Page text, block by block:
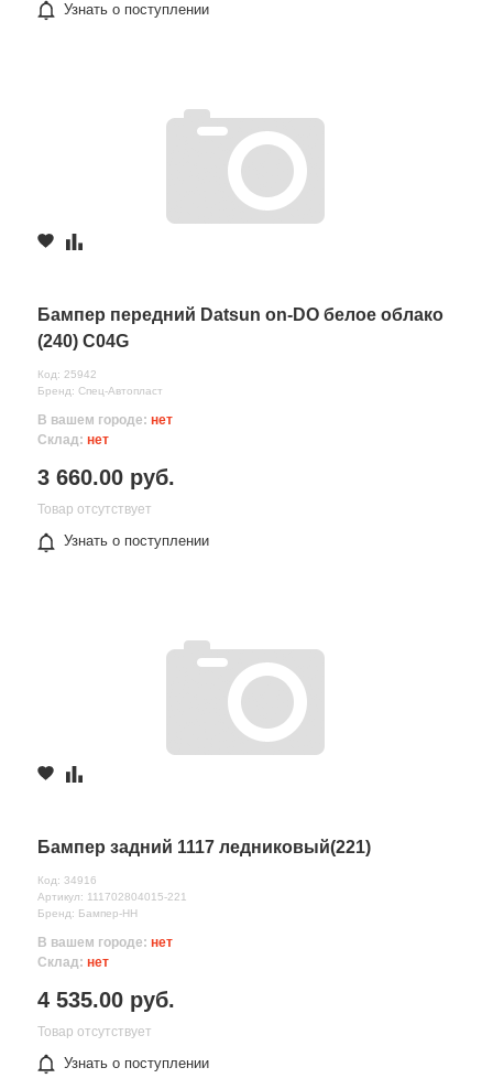
Узнать о поступлении
Бампер передний Datsun on-DO белое облако
(240) C04G
Код: 25942
Бренд: Спец-Автопласт
В вашем городе: нет
Склад: нет
3 660.00 руб.
Товар отсутствует
Узнать о поступлении
Бампер задний 1117 ледниковый(221)
Код: 34916
Артикул: 111702804015-221
Бренд: Бампер-НН
В вашем городе: нет
Склад: нет
4 535.00 руб.
Товар отсутствует
Узнать о поступлении